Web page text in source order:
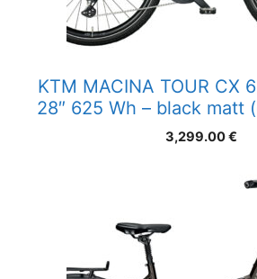
KTM MACINA TOUR CX
28″ 625 Wh – black matt
3,299.00€